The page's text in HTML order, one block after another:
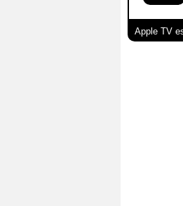
Apple TV